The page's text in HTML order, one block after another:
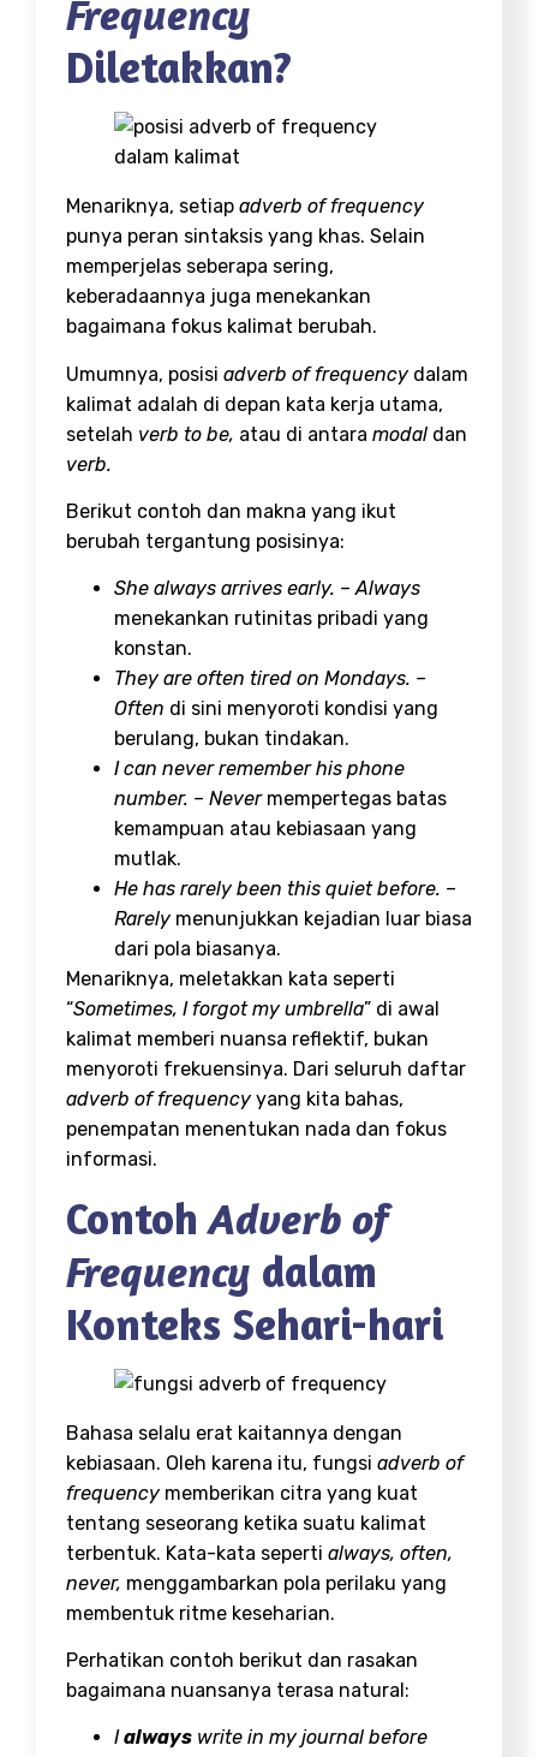
Frequency
Diletakkan?
Menariknya, setiap adverb of frequency
punya peran sintaksis yang khas. Selain
memperjelas seberapa sering,
keberadaannya juga menekankan
bagaimana fokus kalimat berubah.
Umumnya, posisi adverb of frequency dalam
kalimat adalah di depan kata kerja utama,
setelah verb to be, atau di antara modal dan
verb.
Berikut contoh dan makna yang ikut
berubah tergantung posisinya:
She always arrives early. – Always
menekankan rutinitas pribadi yang
konstan.
They are often tired on Mondays. –
Often di sini menyoroti kondisi yang
berulang, bukan tindakan.
I can never remember his phone
number. – Never mempertegas batas
kemampuan atau kebiasaan yang
mutlak.
He has rarely been this quiet before. –
Rarely menunjukkan kejadian luar biasa
dari pola biasanya.
Menariknya, meletakkan kata seperti
“Sometimes, I forgot my umbrella” di awal
kalimat memberi nuansa reflektif, bukan
menyoroti frekuensinya. Dari seluruh daftar
adverb of frequency yang kita bahas,
penempatan menentukan nada dan fokus
informasi.
ContohAdverb of
Frequency dalam
Konteks Sehari-hari
Bahasa selalu erat kaitannya dengan
kebiasaan. Oleh karena itu, fungsi adverb of
frequency memberikan citra yang kuat
tentang seseorang ketika suatu kalimat
terbentuk. Kata-kata seperti always, often,
never, menggambarkan pola perilaku yang
membentuk ritme keseharian.
Perhatikan contoh berikut dan rasakan
bagaimana nuansanya terasa natural:
Ialways write in my journal before